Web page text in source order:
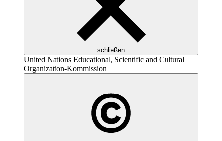
schließen
United Nations Educational, Scientific and Cultural
Organization-Kommission